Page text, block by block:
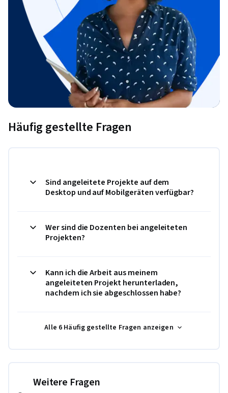
Häufig gestellte Fragen
Sind angeleitete Projekte auf dem
Desktop und auf Mobilgeräten verfügbar?
Wer sind die Dozenten bei angeleiteten
Projekten?
Kann ich die Arbeit aus meinem
angeleiteten Projekt herunterladen,
nachdem ich sie abgeschlossen habe?
Alle 6 Häufig gestellte Fragen anzeigen
Weitere Fragen